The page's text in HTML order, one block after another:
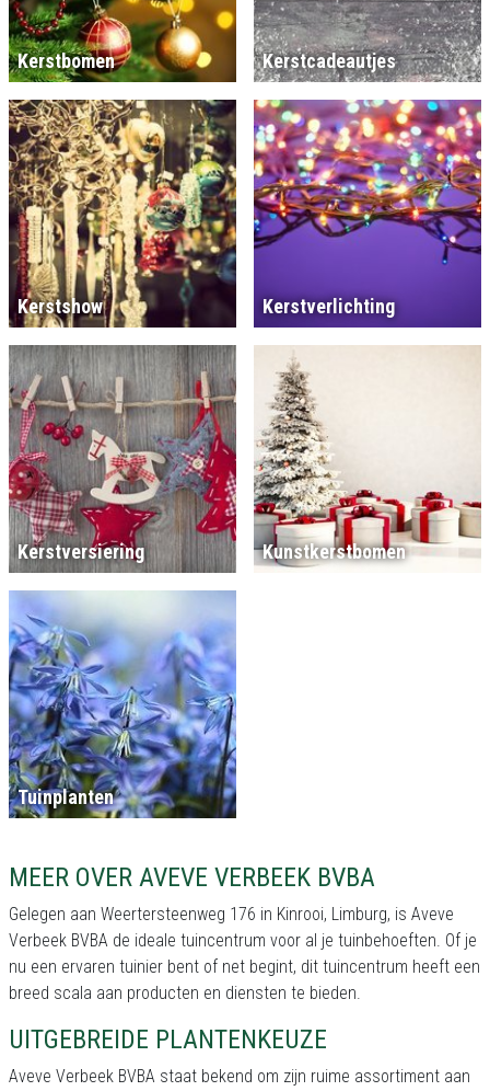
Kerstbomen Kerstcadeautjes
Kerstshow Kerstverlichting
Kerstversiering Kunstkerstbomen
Tuinplanten
MEER OVER AVEVE VERBEEK BVBA
Gelegen aan Weertersteenweg 176 in Kinrooi, Limburg, is Aveve
Verbeek BVBA de ideale tuincentrum voor al je tuinbehoeften. Of je
nu een ervaren tuinier bent of net begint, dit tuincentrum heeft een
breed scala aan producten en diensten te bieden.
UITGEBREIDE PLANTENKEUZE
Aveve Verbeek BVBA staat bekend om zijn ruime assortiment aan